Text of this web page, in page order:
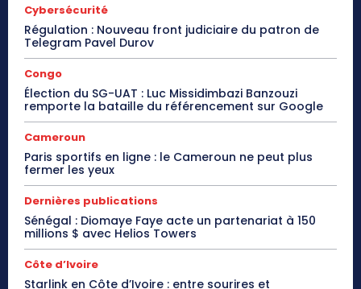
Cybersécurité
Régulation : Nouveau front judiciaire du patron de
Telegram Pavel Durov
Congo
Élection du SG-UAT : Luc Missidimbazi Banzouzi
remporte la bataille du référencement sur Google
Cameroun
Paris sportifs en ligne : le Cameroun ne peut plus
fermer les yeux
Dernières publications
Sénégal : Diomaye Faye acte un partenariat à 150
millions $ avec Helios Towers
Côte d’Ivoire
Starlink en Côte d’Ivoire : entre sourires et